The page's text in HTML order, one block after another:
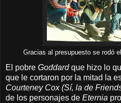
Gracias al presupuesto se rodó
El pobre Goddardque hizo lo
que le cortaron por la mitad la
Courteney Cox (Sí, la de
de los personajes de Eternia